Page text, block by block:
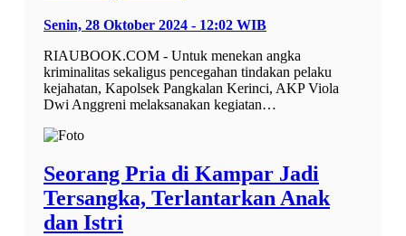
Senin, 28 Oktober 2024 - 12:02 WIB
RIAUBOOK.COM - Untuk menekan angka
kriminalitas sekaligus pencegahan tindakan pelaku
kejahatan, Kapolsek Pangkalan Kerinci, AKP Viola
Dwi Anggreni melaksanakan kegiatan…
Seorang Pria di Kampar Jadi
Tersangka, Terlantarkan Anak
dan Istri